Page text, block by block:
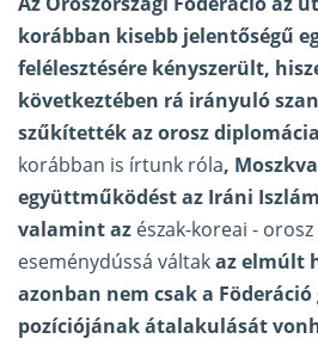
korábban kisebb jelentőségű
felélesztésére kényszerült,
következtében rá irányuló
szűkítették az orosz
korábban is írtunk róla,
együttműködést az Iráni
valamint az észak-koreai -
eseménydússá váltakaz elmúlt
azonban nem csak a
pozíciójának átalakulását